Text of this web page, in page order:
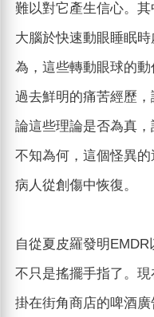
難以對它產生信心。
大腦於快速動眼睡眠
為，這些轉動眼球的
過去鮮明的痛苦經歷
論這些理論是否為真
不知為何，這個怪異
病人從創傷中恢復。
自從夏皮羅發明
不只是搖擺手指了。
掛在街角商店的啤酒